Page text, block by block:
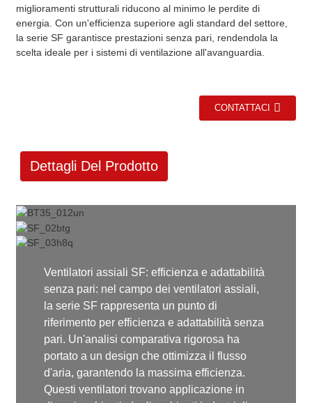
miglioramenti strutturali riducono al minimo le perdite di
energia. Con un'efficienza superiore agli standard del settore,
la serie SF garantisce prestazioni senza pari, rendendola la
scelta ideale per i sistemi di ventilazione all'avanguardia.
CONTATTACI
Dettagli Del Prodotto
Ventilatori assiali SF: efficienza e adattabilità
senza pari: nel campo dei ventilatori assiali,
la serie SF rappresenta un punto di
riferimento per efficienza e adattabilità senza
pari. Un'analisi comparativa rigorosa ha
portato a un design che ottimizza il flusso
d'aria, garantendo la massima efficienza.
Questi ventilatori trovano applicazione in